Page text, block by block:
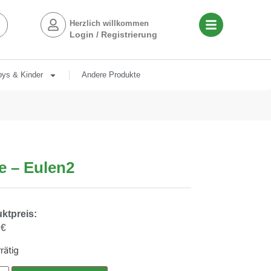
Herzlich willkommen
Login / Registrierung
& Kinder Andere Produkte
– Eulen2
€